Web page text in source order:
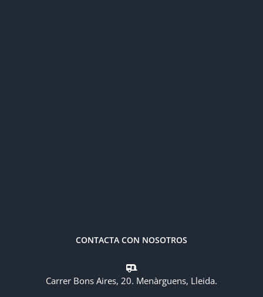
CONTACTA CON NOSOTROS
Carrer Bons Aires, 20. Menàrguens, Lleida.